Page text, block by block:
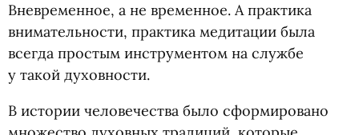
Вневременное, а не временное. А практика
внимательности, практика медитации была
всегда простым инструментом на службе
у такой духовности.
В истории человечества было сформировано